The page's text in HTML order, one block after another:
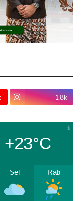
1.8k
+23°C
Sel Rab